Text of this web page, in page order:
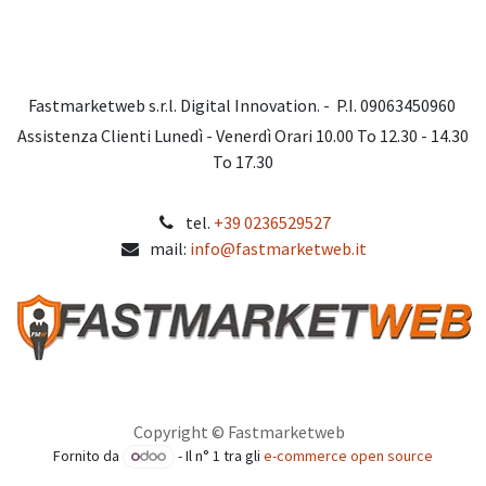
Fastmarketweb s.r.l. Digital Innovation. - P.I. 09063450960
Assistenza Clienti Lunedì - Venerdì Orari 10.00 To 12.30 - 14.30
To 17.30
tel. +39 0236529527
mail: info@fastmarketweb.it
Copyright © Fastmarketweb
Fornito da - Il n° 1 tra glie-commerce open source